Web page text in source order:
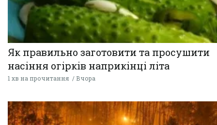
Як правильно заготовити та просушити
насіння огірків наприкінці літа
1 хв на прочитання Вчора